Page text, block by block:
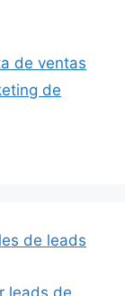
de ventas
de
de leads